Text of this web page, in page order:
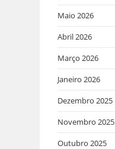
Maio 2026
Abril 2026
Março 2026
Janeiro 2026
Dezembro 2025
Novembro 2025
Outubro 2025